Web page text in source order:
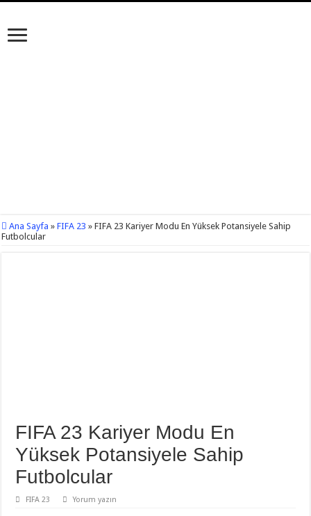
Ana Sayfa » FIFA 23 » FIFA 23 Kariyer Modu En Yüksek Potansiyele Sahip
Futbolcular
FIFA 23 Kariyer Modu En
Yüksek Potansiyele Sahip
Futbolcular
FIFA 23 Yorum yazın